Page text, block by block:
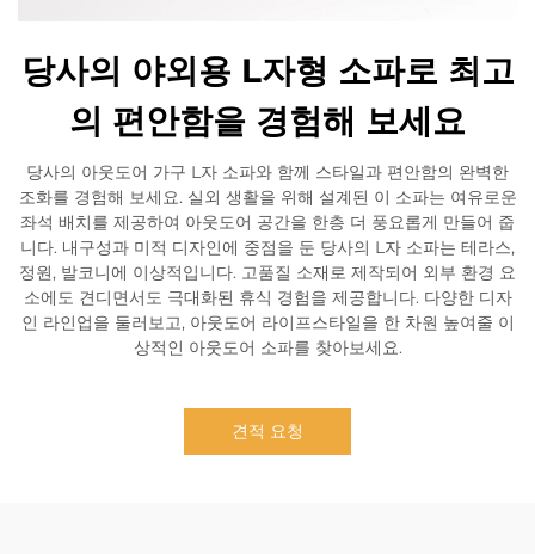
당사의 야외용 L자형 소파로 최고
의 편안함을 경험해 보세요
당사의 아웃도어 가구 L자 소파와 함께 스타일과 편안함의 완벽한
조화를 경험해 보세요. 실외 생활을 위해 설계된 이 소파는 여유로운
좌석 배치를 제공하여 아웃도어 공간을 한층 더 풍요롭게 만들어 줍
니다. 내구성과 미적 디자인에 중점을 둔 당사의 L자 소파는 테라스,
정원, 발코니에 이상적입니다. 고품질 소재로 제작되어 외부 환경 요
소에도 견디면서도 극대화된 휴식 경험을 제공합니다. 다양한 디자
인 라인업을 둘러보고, 아웃도어 라이프스타일을 한 차원 높여줄 이
상적인 아웃도어 소파를 찾아보세요.
견적 요청